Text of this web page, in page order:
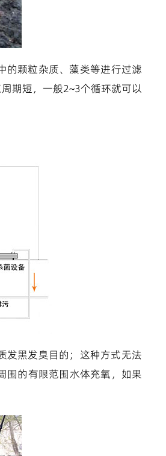
的颗粒杂质、藻类等进行过滤
期短，一般2~3个循环就可以
发黑发臭目的；这种方式无法
围的有限范围水体充氧，如果